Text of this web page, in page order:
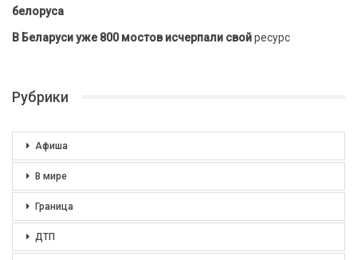
белоруса
В Беларуси уже 800 мостов исчерпали свойресурс
Рубрики
Афиша
В мире
Граница
ДТП